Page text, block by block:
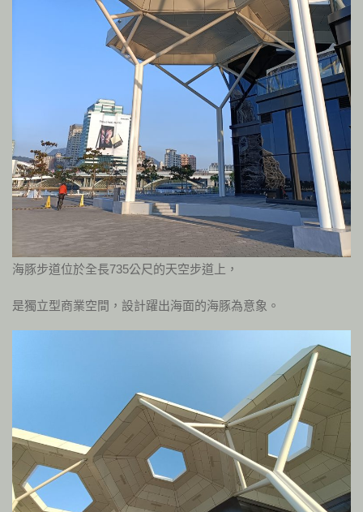
海豚步道位於全長735公尺的天空步道上，
是獨立型商業空間，設計躍出海面的海豚為意象。